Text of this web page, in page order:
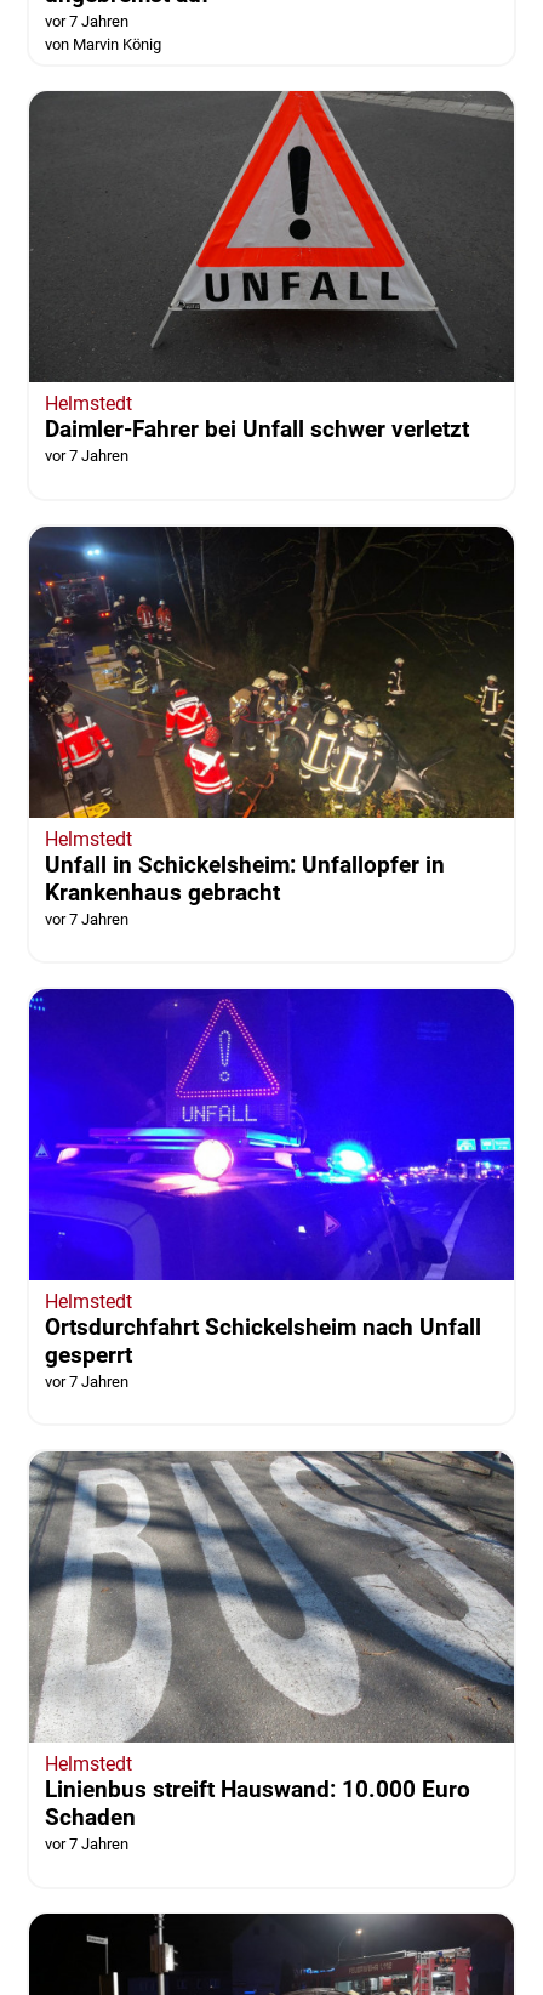
vor 7 Jahren
von Marvin König
Helmstedt
Daimler-Fahrer bei Unfall schwer verletzt
vor 7 Jahren
Helmstedt
Unfall in Schickelsheim: Unfallopfer in
Krankenhaus gebracht
vor 7 Jahren
Helmstedt
Ortsdurchfahrt Schickelsheim nach Unfall
gesperrt
vor 7 Jahren
Helmstedt
Linienbus streift Hauswand: 10.000 Euro
Schaden
vor 7 Jahren